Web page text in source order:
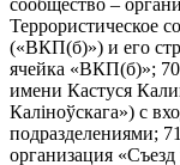
Террористическое
(«ВКП(б)») и его
ячейка «ВКП(б)»;
имени Кастуся
Калiноўскага») с
подразделениями;
организация